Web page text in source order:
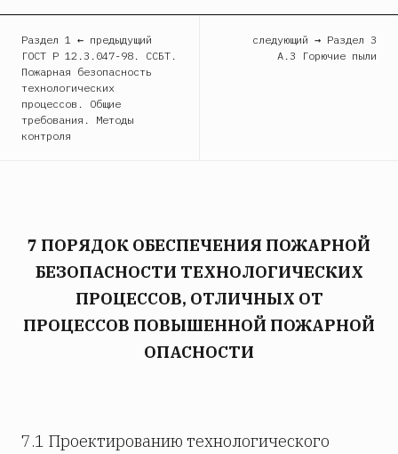
Раздел 1 ← предыдущий
ГОСТ Р 12.3.047-98. ССБТ.
Пожарная безопасность
технологических
процессов. Общие
требования. Методы
контроля
следующий → Раздел 3
А.3 Горючие пыли
7 ПОРЯДОК ОБЕСПЕЧЕНИЯ ПОЖАРНОЙ
БЕЗОПАСНОСТИ ТЕХНОЛОГИЧЕСКИХ
ПРОЦЕССОВ, ОТЛИЧНЫХ ОТ
ПРОЦЕССОВ ПОВЫШЕННОЙ ПОЖАРНОЙ
ОПАСНОСТИ
7.1 Проектированию технологического